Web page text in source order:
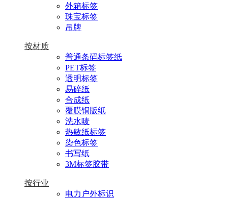
外箱标签
珠宝标签
吊牌
按材质
普通条码标签纸
PET标签
透明标签
易碎纸
合成纸
覆膜铜版纸
洗水唛
热敏纸标签
染色标签
书写纸
3M标签胶带
按行业
电力户外标识